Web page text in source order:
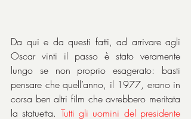
Da qui e da questi fatti, ad arrivare agli
Oscar vinti il passo è stato veramente
lungo se non proprio esagerato: basti
pensare che quell’anno, il 1977, erano in
corsa ben altri film che avrebbero meritata
la statuetta.